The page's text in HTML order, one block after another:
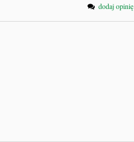
dodaj opinię